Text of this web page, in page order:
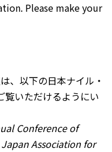
Please make your
、以下の⽇本ナイル・
覧いただけるようにい
Conference of
Association for